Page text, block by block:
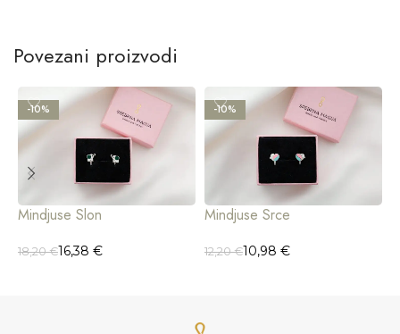
Povezani proizvodi
-10%
Mindjuse Slon
18,20€16,38 €
-10%
Mindjuse Srce
12,20€10,98 €